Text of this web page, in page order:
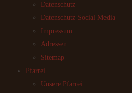
Datenschutz
Datenschutz Social Media
Impressum
Adressen
Sitemap
Pfarrei
Unsere Pfarrei